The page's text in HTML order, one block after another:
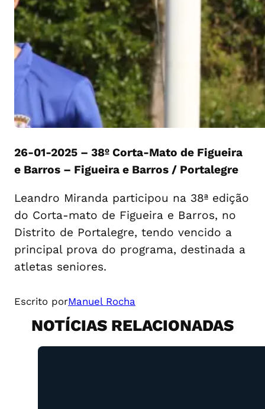
26-01-2025 – 38º Corta-Mato de Figueira
e Barros – Figueira e Barros / Portalegre
Leandro Miranda participou na 38ª edição
do Corta-mato de Figueira e Barros, no
Distrito de Portalegre, tendo vencido a
principal prova do programa, destinada a
atletas seniores.
Escrito porManuel Rocha
NOTÍCIAS RELACIONADAS